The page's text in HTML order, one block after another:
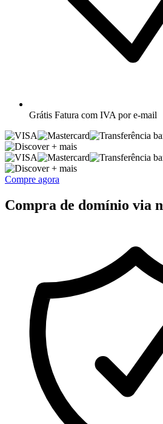
Grátis Fatura com IVA por e-mail
+ mais
+ mais
Compre agora
Compra de domínio via